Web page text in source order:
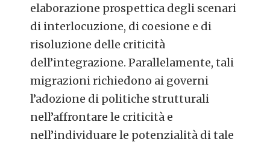
elaborazione prospettica degli scenari
di interlocuzione, di coesione e di
risoluzione delle criticità
dell’integrazione. Parallelamente, tali
migrazioni richiedono ai governi
l’adozione di politiche strutturali
nell’affrontare le criticità e
nell’individuare le potenzialità di tale